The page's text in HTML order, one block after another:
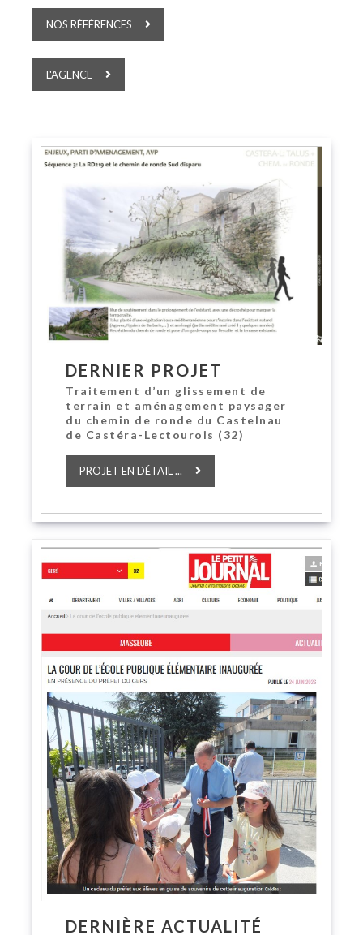
NOS RÉFÉRENCES
L'AGENCE
DERNIER PROJET
Traitement d’un glissement de
terrain et aménagement paysager
du chemin de ronde du Castelnau
de Castéra-Lectourois (32)
PROJET EN DÉTAIL ...
DERNIÈRE ACTUALITÉ